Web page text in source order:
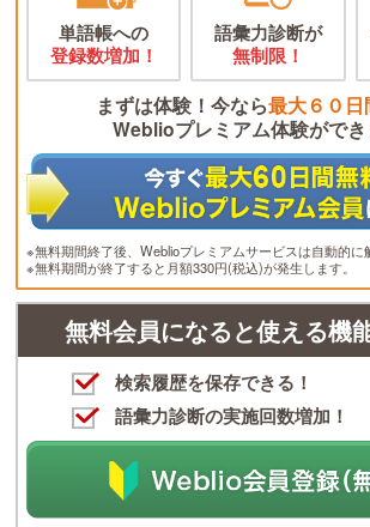
単語帳への
登録数増加！
語彙力診断が
無制限！
まずは体験！今なら最大６０日
Weblioプレミアム体験ができ
※無料期間終了後、Weblioプレミアムサービスは自動的に
※無料期間が終了すると月額330円(税込)が発生します。
無料会員になると使える機
検索履歴を保存できる！
語彙力診断の実施回数増加！